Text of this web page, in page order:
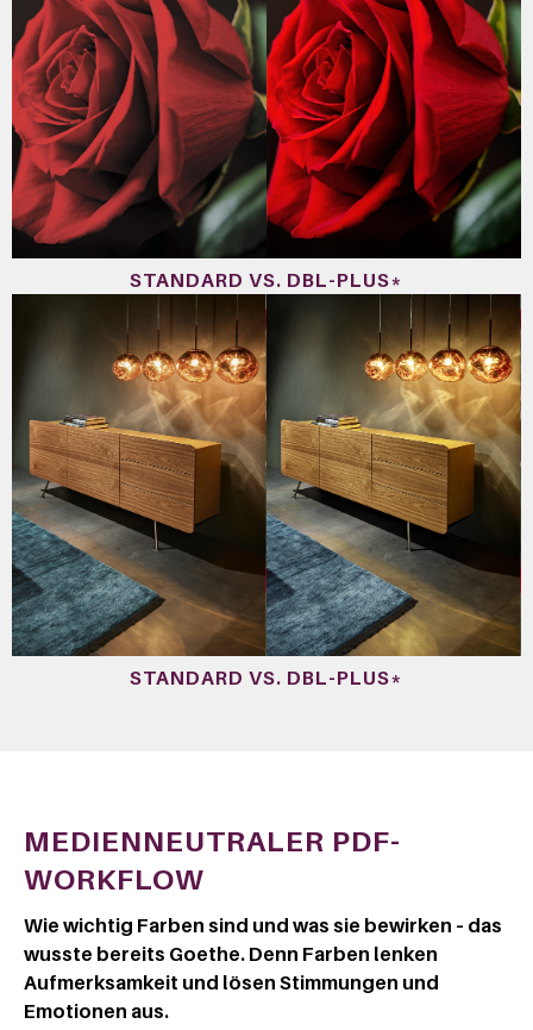
STANDARD VS. DBL-PLUS*
STANDARD VS. DBL-PLUS*
MEDIENNEUTRALER PDF-
WORKFLOW
Wie wichtig Farben sind und was sie bewirken – das
wusste bereits Goethe. Denn Farben lenken
Aufmerksamkeit und lösen Stimmungen und
Emotionen aus.